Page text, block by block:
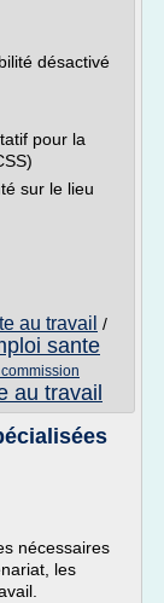
désactivé
pour la
sur le lieu
au travail /
sante
au travail
nécessaires
les